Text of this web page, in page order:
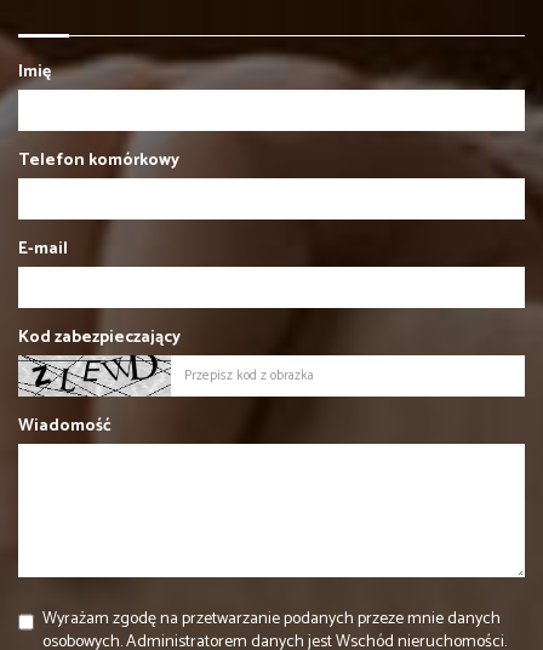
Imię
Telefon komórkowy
E-mail
Kod zabezpieczający
Wiadomość
Wyrażam zgodę na przetwarzanie podanych przeze mnie danych
osobowych. Administratorem danych jest Wschód nieruchomości.